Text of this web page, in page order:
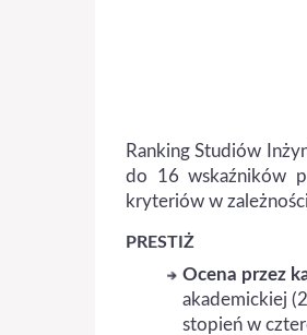
Ranking Studiów
do 16 wskaźników
kryteriów w
PRESTIŻ
Ocena przez
akademickiej
stopień w